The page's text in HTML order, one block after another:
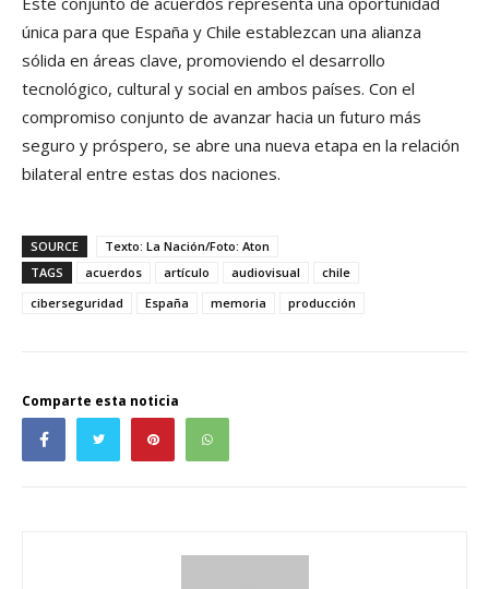
única para que España y Chile establezcan una alianza
sólida en áreas clave, promoviendo el desarrollo
tecnológico, cultural y social en ambos países. Con el
compromiso conjunto de avanzar hacia un futuro más
seguro y próspero, se abre una nueva etapa en la relación
bilateral entre estas dos naciones.
SOURCE
Texto: La Nación/Foto: Aton
TAGS
acuerdos artículo audiovisual
chile
ciberseguridad
España memoria producción
Comparte esta noticia